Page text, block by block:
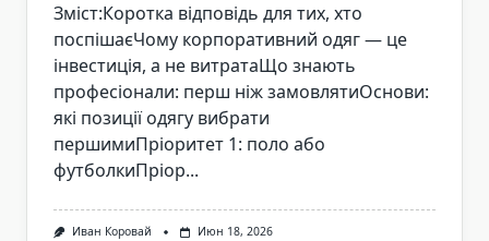
Зміст:Коротка відповідь для тих, хто
поспішаєЧому корпоративний одяг — це
інвестиція, а не витратаЩо знають
професіонали: перш ніж замовлятиОснови:
які позиції одягу вибрати
першимиПріоритет 1: поло або
футболкиПріор...
Иван Коровай Июн 18, 2026